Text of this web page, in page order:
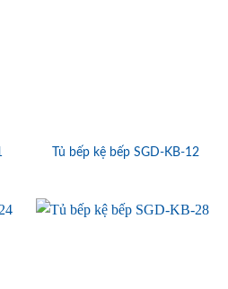
Tủ bếp kệ bếp SGD-KB-12